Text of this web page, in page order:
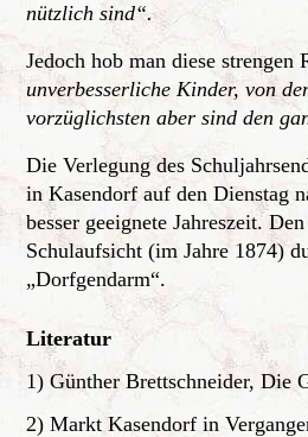
nützlich sind“.
Jedoch hob man diese
unverbesserliche Kinder, von
vorzüglichsten aber sind den
Die Verlegung des
in Kasendorf auf den Dienstag
besser geeignete Jahreszeit.
Schulaufsicht (im Jahre 1874)
„Dorfgendarm“.
Literatur
1) Günther Brettschneider, Die
2) Markt Kasendorf in